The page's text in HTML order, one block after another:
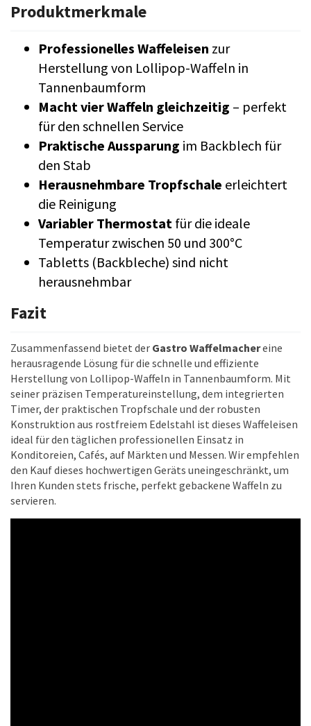
Produktmerkmale
Professionelles Waffeleisen zur
Herstellung von Lollipop-Waffeln in
Tannenbaumform
Macht vier Waffeln gleichzeitig – perfekt
für den schnellen Service
Praktische Aussparung im Backblech für
den Stab
Herausnehmbare Tropfschale erleichtert
die Reinigung
Variabler Thermostat für die ideale
Temperatur zwischen 50 und 300°C
Tabletts (Backbleche) sind nicht
herausnehmbar
Fazit
Zusammenfassend bietet der Gastro Waffelmachereine
herausragende Lösung für die schnelle und effiziente
Herstellung von Lollipop-Waffeln in Tannenbaumform. Mit
seiner präzisen Temperatureinstellung, dem integrierten
Timer, der praktischen Tropfschale und der robusten
Konstruktion aus rostfreiem Edelstahl ist dieses Waffeleisen
ideal für den täglichen professionellen Einsatz in
Konditoreien, Cafés, auf Märkten und Messen. Wir empfehlen
den Kauf dieses hochwertigen Geräts uneingeschränkt, um
Ihren Kunden stets frische, perfekt gebackene Waffeln zu
servieren.